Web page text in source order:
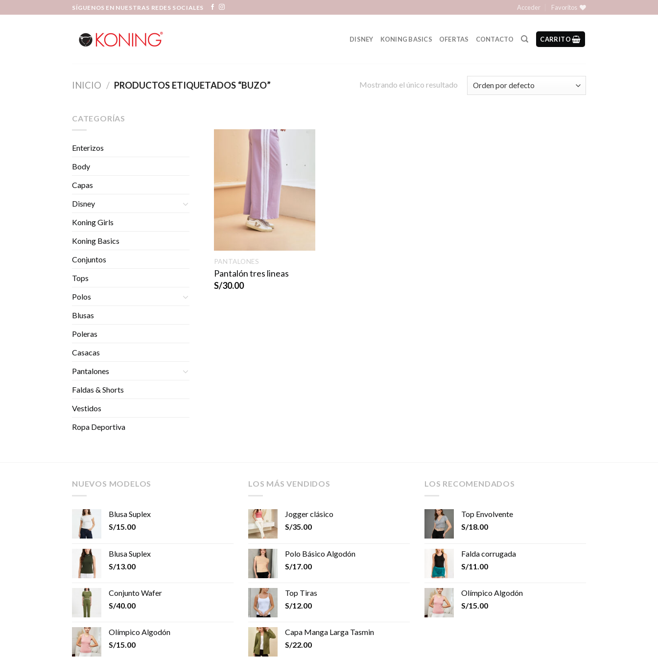
SÍGUENOS EN NUESTRAS REDES SOCIALES Acceder Favoritos
DISNEY KONING BASICS OFERTAS CONTACTO CARRITO
INICIO / PRODUCTOS ETIQUETADOS “BUZO” Mostrando el único resultado
CATEGORÍAS
Enterizos
Body
Capas
Disney
Koning Girls
Koning Basics
Conjuntos
Tops
Polos
Blusas
Poleras
Casacas
Pantalones
Faldas & Shorts
Vestidos
Ropa Deportiva
PANTALONES
Pantalón tres lineas
S/30.00
NUEVOS MODELOS
Blusa Suplex
S/15.00
Blusa Suplex
S/13.00
Conjunto Wafer
S/40.00
Olímpico Algodón
S/15.00
LOS MÁS VENDIDOS
Jogger clásico
S/35.00
Polo Básico Algodón
S/17.00
Top Tiras
S/12.00
Capa Manga Larga Tasmin
S/22.00
LOS RECOMENDADOS
Top Envolvente
S/18.00
Falda corrugada
S/11.00
Olímpico Algodón
S/15.00